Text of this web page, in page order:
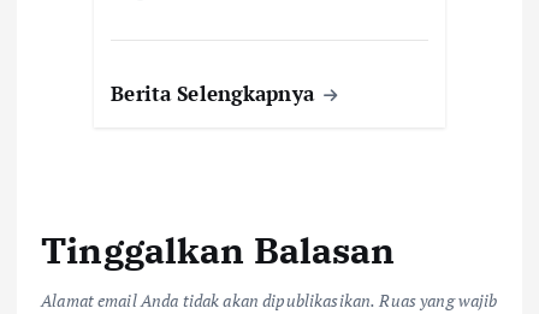
Berita Selengkapnya
Tinggalkan Balasan
Alamat email Anda tidak akan dipublikasikan. Ruas yang wajib